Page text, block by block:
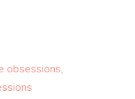
obsessions,